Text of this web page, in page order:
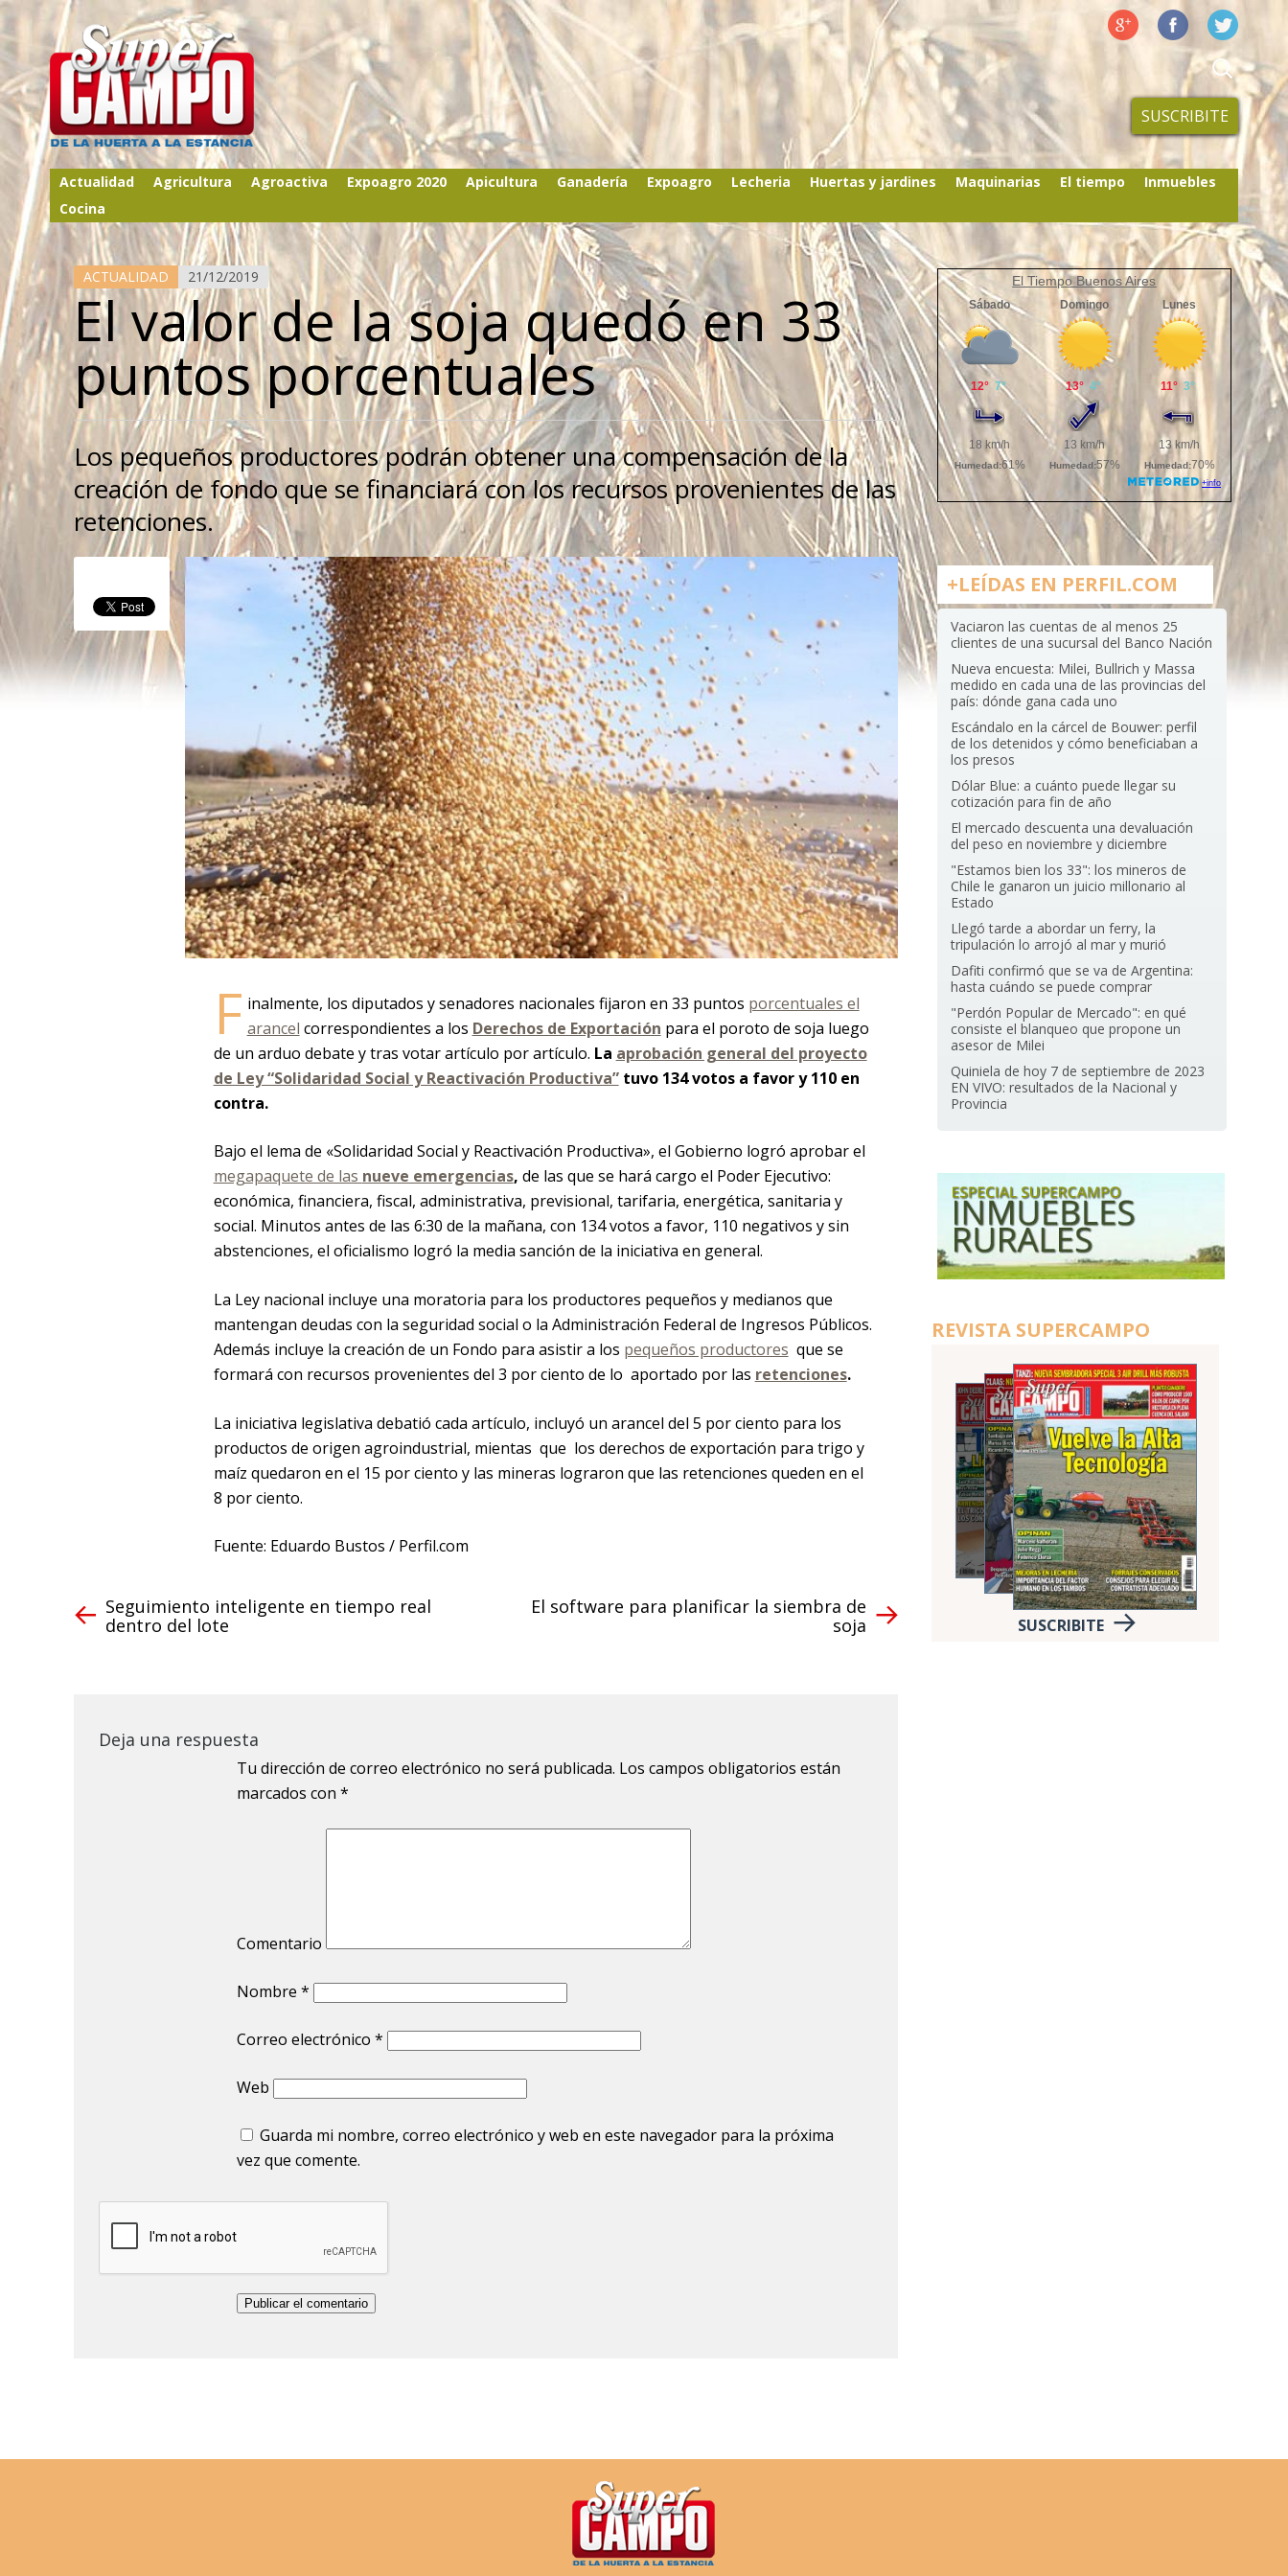
SUSCRIBITE
Actualidad Agricultura Agroactiva Expoagro 2020 Apicultura Ganadería Expoagro Lecheria Huertas y jardines Maquinarias El tiempo
Inmuebles
Cocina
ACTUALIDAD 21/12/2019
El valor de la soja quedó en 33
puntos porcentuales
Los pequeños productores podrán obtener una compensación de la
creación de fondo que se financiará con los recursos provenientes de las
retenciones.
F inalmente, los diputados y senadores nacionales fijaron en 33 puntos porcentuales el
arancel correspondientes a los Derechos de Exportación para el poroto de soja luego
de un arduo debate y tras votar artículo por artículo. La aprobación general del proyecto
de Ley “Solidaridad Social y Reactivación Productiva”tuvo 134 votos a favor y 110 en
contra.
Bajo el lema de «Solidaridad Social y Reactivación Productiva», el Gobierno logró aprobar el
megapaquete de las nueve emergencias, de las que se hará cargo el Poder Ejecutivo:
económica, financiera, fiscal, administrativa, previsional, tarifaria, energética, sanitaria y
social. Minutos antes de las 6:30 de la mañana, con 134 votos a favor, 110 negativos y sin
abstenciones, el oficialismo logró la media sanción de la iniciativa en general.
La Ley nacional incluye una moratoria para los productores pequeños y medianos que
mantengan deudas con la seguridad social o la Administración Federal de Ingresos Públicos.
Además incluye la creación de un Fondo para asistir a los pequeños productores que se
formará con recursos provenientes del 3 por ciento de lo aportado por las retenciones.
La iniciativa legislativa debatió cada artículo, incluyó un arancel del 5 por ciento para los
productos de origen agroindustrial, mientas que los derechos de exportación para trigo y
maíz quedaron en el 15 por ciento y las mineras lograron que las retenciones queden en el
8 por ciento.
Fuente: Eduardo Bustos / Perfil.com
Seguimiento inteligente en tiempo real
dentro del lote
El software para planificar la siembra de
soja
Deja una respuesta
Tu dirección de correo electrónico no será publicada. Los campos obligatorios están
marcados con *
Comentario
Nombre *
Correo electrónico *
Web
Guarda mi nombre, correo electrónico y web en este navegador para la próxima
vez que comente.
El Tiempo Buenos Aires
+LEÍDAS EN PERFIL.COM
Vaciaron las cuentas de al menos 25
clientes de una sucursal del Banco Nación
Nueva encuesta: Milei, Bullrich y Massa
medido en cada una de las provincias del
país: dónde gana cada uno
Escándalo en la cárcel de Bouwer: perfil
de los detenidos y cómo beneficiaban a
los presos
Dólar Blue: a cuánto puede llegar su
cotización para fin de año
El mercado descuenta una devaluación
del peso en noviembre y diciembre
"Estamos bien los 33": los mineros de
Chile le ganaron un juicio millonario al
Estado
Llegó tarde a abordar un ferry, la
tripulación lo arrojó al mar y murió
Dafiti confirmó que se va de Argentina:
hasta cuándo se puede comprar
"Perdón Popular de Mercado": en qué
consiste el blanqueo que propone un
asesor de Milei
Quiniela de hoy 7 de septiembre de 2023
EN VIVO: resultados de la Nacional y
Provincia
REVISTA SUPERCAMPO
SUSCRIBITE